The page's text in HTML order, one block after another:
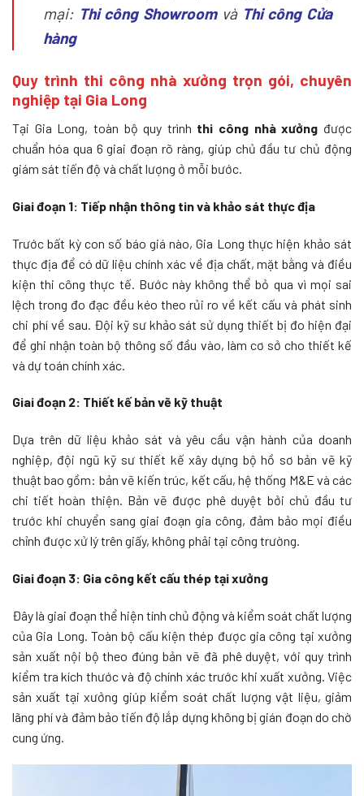
mại: Thi công Showroomvà Thi công Cửa
hàng
Quy trình thi công nhà xưởng trọn gói, chuyên
nghiệp tại Gia Long
Tại Gia Long, toàn bộ quy trình thi công nhà xưởng được
chuẩn hóa qua 6 giai đoạn rõ ràng, giúp chủ đầu tư chủ động
giám sát tiến độ và chất lượng ở mỗi bước.
Giai đoạn 1: Tiếp nhận thông tin và khảo sát thực địa
Trước bất kỳ con số báo giá nào, Gia Long thực hiện khảo sát
thực địa để có dữ liệu chính xác về địa chất, mặt bằng và điều
kiện thi công thực tế. Bước này không thể bỏ qua vì mọi sai
lệch trong đo đạc đều kéo theo rủi ro về kết cấu và phát sinh
chi phí về sau. Đội kỹ sư khảo sát sử dụng thiết bị đo hiện đại
để ghi nhận toàn bộ thông số đầu vào, làm cơ sở cho thiết kế
và dự toán chính xác.
Giai đoạn 2: Thiết kế bản vẽ kỹ thuật
Dựa trên dữ liệu khảo sát và yêu cầu vận hành của doanh
nghiệp, đội ngũ kỹ sư thiết kế xây dựng bộ hồ sơ bản vẽ kỹ
thuật bao gồm: bản vẽ kiến trúc, kết cấu, hệ thống M&E và các
chi tiết hoàn thiện. Bản vẽ được phê duyệt bởi chủ đầu tư
trước khi chuyển sang giai đoạn gia công, đảm bảo mọi điều
chỉnh được xử lý trên giấy, không phải tại công trường.
Giai đoạn 3: Gia công kết cấu thép tại xưởng
Đây là giai đoạn thể hiện tính chủ động và kiểm soát chất lượng
của Gia Long. Toàn bộ cấu kiện thép được gia công tại xưởng
sản xuất nội bộ theo đúng bản vẽ đã phê duyệt, với quy trình
kiểm tra kích thước và độ chính xác trước khi xuất xưởng. Việc
sản xuất tại xưởng giúp kiểm soát chất lượng vật liệu, giảm
lãng phí và đảm bảo tiến độ lắp dựng không bị gián đoạn do chờ
cung ứng.